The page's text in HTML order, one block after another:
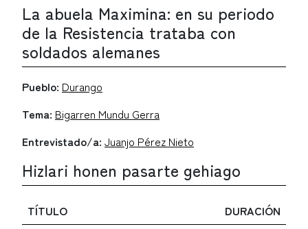
La abuela Maximina: en su periodo
de la Resistencia trataba con
soldados alemanes
Pueblo: Durango
Tema: Bigarren Mundu Gerra
Entrevistado/a: Juanjo Pérez Nieto
Hizlari honen pasarte gehiago
TÍTULO
DURACIÓN